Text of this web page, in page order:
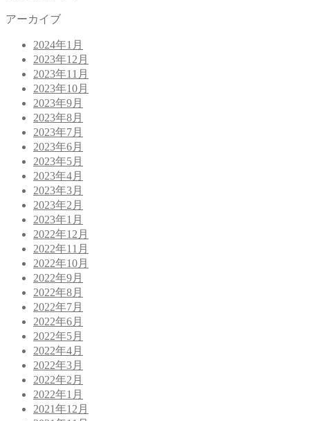
アーカイブ
2024年1月
2023年12月
2023年11月
2023年10月
2023年9月
2023年8月
2023年7月
2023年6月
2023年5月
2023年4月
2023年3月
2023年2月
2023年1月
2022年12月
2022年11月
2022年10月
2022年9月
2022年8月
2022年7月
2022年6月
2022年5月
2022年4月
2022年3月
2022年2月
2022年1月
2021年12月